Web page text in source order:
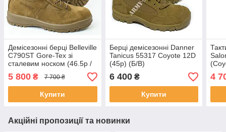
Демісезонні берці Belleville
C790ST Gore-Tex зі
сталевим носком (46.5р /
12.0W), оригінал США
5 800 ₴ 7 700 ₴
Купити
Берці демісезонні Danner
Tanicus 55317 Coyote 12D
(45р) (Б/В)
6 400₴
Купити
4
Акційні пропозиції та новинки